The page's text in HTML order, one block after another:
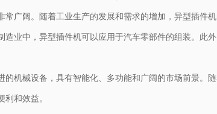
常广阔。随着工业生产的发展和需求的增加，异型插件
造业中，异型插件机可以应用于汽车零部件的组装。此
的机械设备，具有智能化、多功能和广阔的市场前景。
和效益。